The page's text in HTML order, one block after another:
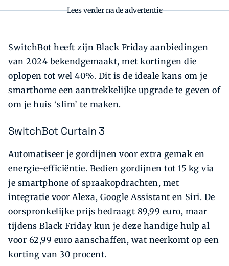
Lees verder na de advertentie
SwitchBot heeft zijn Black Friday aanbiedingen
van 2024 bekendgemaakt, met kortingen die
oplopen tot wel 40%. Dit is de ideale kans om je
smarthome een aantrekkelijke upgrade te geven of
om je huis ‘slim’ te maken.
SwitchBot Curtain 3
Automatiseer je gordijnen voor extra gemak en
energie-efficiëntie. Bedien gordijnen tot 15 kg via
je smartphone of spraakopdrachten, met
integratie voor Alexa, Google Assistant en Siri. De
oorspronkelijke prijs bedraagt 89,99 euro, maar
tijdens Black Friday kun je deze handige hulp al
voor 62,99 euro aanschaffen, wat neerkomt op een
korting van 30 procent.